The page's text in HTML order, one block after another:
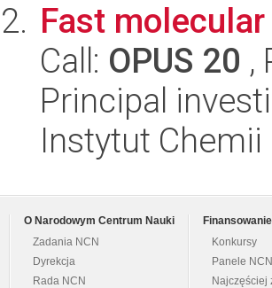
Fast
Call: OPUS 20 ,
Principal
Instytut
O Narodowym Centrum Nauki
Zadania NCN
Dyrekcja
Rada NCN
Konkursy
Panele NCN
Najczęściej